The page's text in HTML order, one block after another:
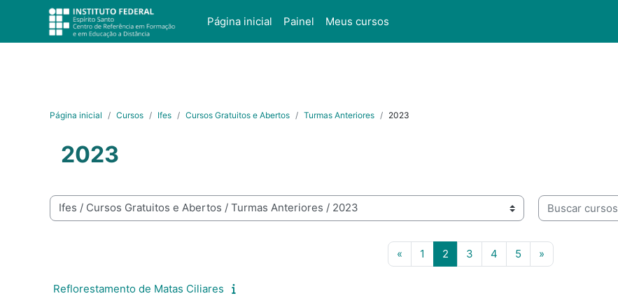
Ir para o conteúdo principal
Página inicial
Painel Meus cursos
Página inicial Cursos Ifes Cursos Gratuitos e Abertos Turmas Anteriores 2023
2023
Categorias de Cursos
Buscar cursos
«Página anterior
1 Página 1
2Página 2
3Página 3
4Página 4
5Página 5
»Próxima página
Reflorestamento de Matas Ciliares